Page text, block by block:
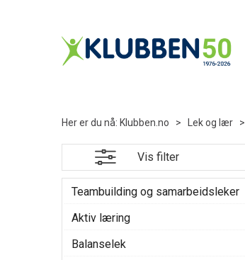
Her er du nå: Klubben.no > Lek og lær >
Vis filter
Teambuilding og samarbeidsleker
Aktiv læring
Balanselek